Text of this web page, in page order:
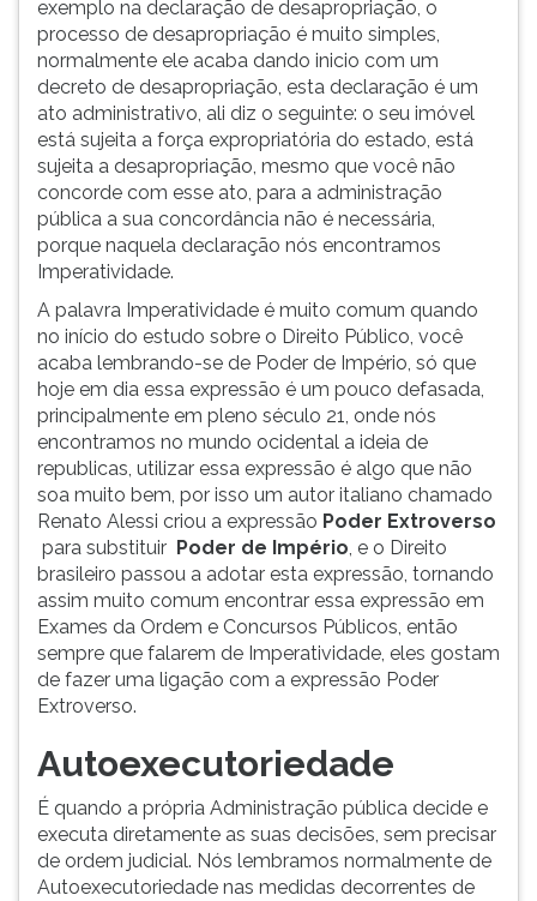
exemplo na declaração de desapropriação, o
processo de desapropriação é muito simples,
normalmente ele acaba dando inicio com um
decreto de desapropriação, esta declaração é um
ato administrativo, ali diz o seguinte: o seu imóvel
está sujeita a força expropriatória do estado, está
sujeita a desapropriação, mesmo que você não
concorde com esse ato, para a administração
pública a sua concordância não é necessária,
porque naquela declaração nós encontramos
Imperatividade.
A palavra Imperatividade é muito comum quando
no início do estudo sobre o Direito Público, você
acaba lembrando-se de Poder de Império, só que
hoje em dia essa expressão é um pouco defasada,
principalmente em pleno século 21, onde nós
encontramos no mundo ocidental a ideia de
republicas, utilizar essa expressão é algo que não
soa muito bem, por isso um autor italiano chamado
Renato Alessi criou a expressão Poder Extroverso
para substituir Poder de Império, e o Direito
brasileiro passou a adotar esta expressão, tornando
assim muito comum encontrar essa expressão em
Exames da Ordem e Concursos Públicos, então
sempre que falarem de Imperatividade, eles gostam
de fazer uma ligação com a expressão Poder
Extroverso.
Autoexecutoriedade
É quando a própria Administração pública decide e
executa diretamente as suas decisões, sem precisar
de ordem judicial. Nós lembramos normalmente de
Autoexecutoriedade nas medidas decorrentes de